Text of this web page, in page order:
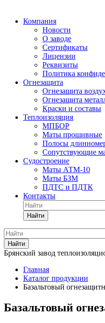
Компания
Новости
О заводе
Сертификаты
Лицензии
Реквизиты
Политика
Огнезащита
Огнезащита
Огнезащита
Краски и составы
Теплоизоляция
МПБОР
Маты прошивные
Полосы
Сопутствующие
Судостроение
Маты АТМ-10
Маты БЗМ
ПДТС и ПДТК
Контакты
Найти
Найти
Брянский завод
Главная
Каталог продукции
Базальтовый
Базальтовый